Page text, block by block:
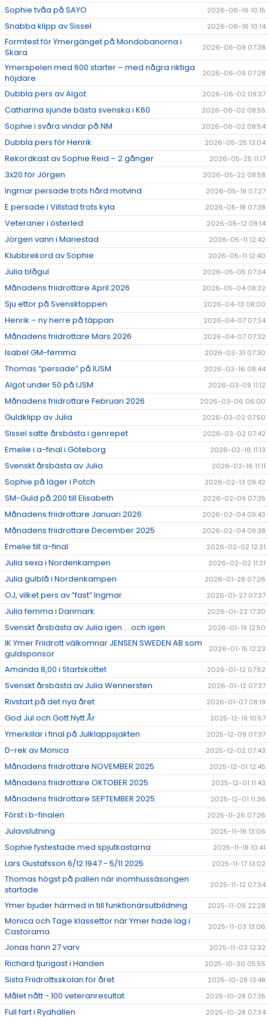
Sophie tvåa på SAYO 2026-06-16 10:15
Snabba klipp av Sissel 2026-06-16 10:14
Formtest för Ymergänget på Mondobanorna i
Skara
2026-06-09 07:38
Ymerspelen med 600 starter – med några riktiga
höjdare
2026-06-09 07:28
Dubbla pers av Algot 2026-06-02 09:37
Catharina sjunde bästa svenska i K60 2026-06-02 08:55
Sophie i svåra vindar på NM 2026-06-02 08:54
Dubbla pers för Henrik 2026-05-25 13:04
Rekordkast av Sophie Reid – 2 gånger 2026-05-25 11:17
3x20 för Jörgen 2026-05-22 08:58
Ingmar persade trots hård motvind 2026-05-19 07:27
E persade i Villstad trots kyla 2026-05-18 07:38
Veteraner i österled 2026-05-12 09:14
Jörgen vann i Mariestad 2026-05-11 12:42
Klubbrekord av Sophie 2026-05-11 12:40
Julia blågul 2026-05-05 07:34
Månadens friidrottare April 2026 2026-05-04 08:32
Sju ettor på Svensktoppen 2026-04-13 08:00
Henrik – ny herre på täppan 2026-04-07 07:34
Månadens friidrottare Mars 2026 2026-04-07 07:32
Isabel GM-femma 2026-03-31 07:30
Thomas ”persade” på IUSM 2026-03-16 08:44
Algot under 50 på IJSM 2026-03-09 11:12
Månadens friidrottare Februari 2026 2026-03-06 06:00
Guldklipp av Julia 2026-03-02 07:50
Sissel satte årsbästa i genrepet 2026-03-02 07:42
Emelie i a-final i Göteborg 2026-02-16 11:13
Svenskt årsbästa av Julia 2026-02-16 11:11
Sophie på läger i Potch 2026-02-13 09:42
SM-Guld på 200 till Elisabeth 2026-02-09 07:35
Månadens friidrottare Januari 2026 2026-02-04 09:43
Månadens friidrottare December 2025 2026-02-04 09:38
Emelie till a-final 2026-02-02 12:21
Julia sexa i Nordenkampen 2026-02-02 11:21
Julia gulblå i Nordenkampen 2026-01-28 07:26
OJ, vilket pers av ”fast” Ingmar 2026-01-27 07:37
Julia femma i Danmark 2026-01-22 17:30
Svenskt årsbästa av Julia igen ….och igen 2026-01-19 12:50
IK Ymer Friidrott välkomnar JENSEN SWEDEN AB som
guldsponsor
2026-01-15 12:23
Amanda 8,00 i Startskottet 2026-01-12 07:52
Svenskt årsbästa av Julia Wennersten 2026-01-12 07:37
Rivstart på det nya året 2026-01-07 08:19
God Jul och Gott Nytt År 2025-12-19 10:57
Ymerkillar i final på Julklappsjakten 2025-12-09 07:37
D-rek av Monica 2025-12-02 07:43
Månadens friidrottare NOVEMBER 2025 2025-12-01 12:45
Månadens friidrottare OKTOBER 2025 2025-12-01 11:43
Månadens friidrottare SEPTEMBER 2025 2025-12-01 11:36
Först i b-finalen 2025-11-26 07:26
Julavslutning 2025-11-18 13:06
Sophie fystestade med spjutkastarna 2025-11-18 10:41
Lars Gustafsson 6/12 1947 - 5/11 2025 2025-11-17 13:02
Thomas högst på pallen när inomhussäsongen
startade
2025-11-12 07:34
Ymer bjuder härmed in till funktionärsutbildning 2025-11-09 22:28
Monica och Tage klassettor när Ymer hade lag i
Castorama
2025-11-03 13:06
Jonas hann 27 varv 2025-11-03 12:32
Richard tjurigast i Handen 2025-10-30 05:55
Sista Friidrottsskolan för året. 2025-10-28 13:48
Målet nått - 100 veteranresultat 2025-10-28 07:35
Full fart i Ryahallen 2025-10-28 07:34